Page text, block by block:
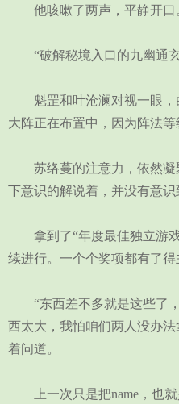
他咳嗽了两声，平静开口
“破解秘境入口的九幽通玄
魁罡和叶沧澜对视一眼，
大阵正在布置中，因为阵法等
苏络蔓的注意力，依然凝
下意识的解说着，并没有意识
拿到了“年度最佳独立游戏
续进行。一个个奖项都有了得
“东西差不多就是这些了
西太大，我怕咱们两人没办
着问道。
上一次只是把name，也就